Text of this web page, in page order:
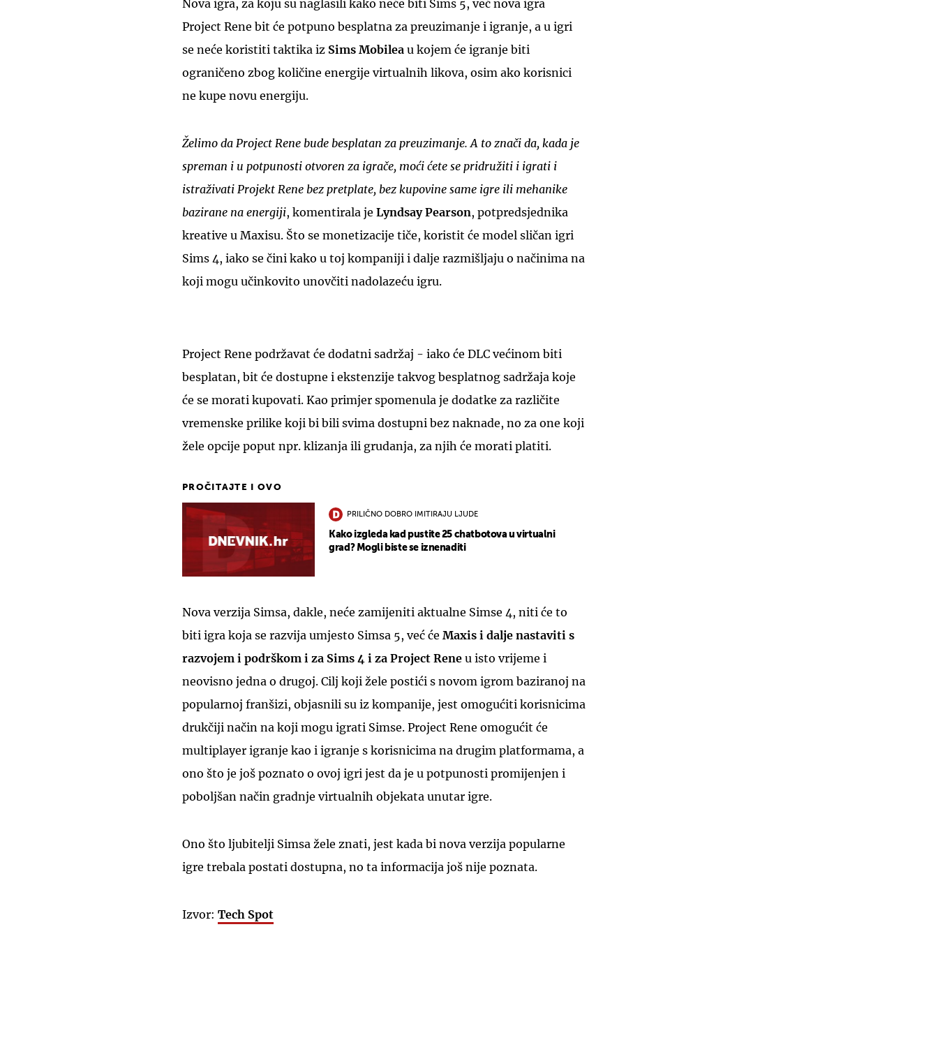
Nova igra, za koju su naglasili kako neće biti Sims 5, već nova igra
Project Rene bit će potpuno besplatna za preuzimanje i igranje, a u igri
se neće koristiti taktika iz Sims Mobilea u kojem će igranje biti
ograničeno zbog količine energije virtualnih likova, osim ako korisnici
ne kupe novu energiju.
Želimo da Project Rene bude besplatan za preuzimanje. A to znači da, kada je
spreman i u potpunosti otvoren za igrače, moći ćete se pridružiti i igrati i
istraživati Projekt Rene bez pretplate, bez kupovine same igre ili mehanike
bazirane na energiji, komentirala je Lyndsay Pearson, potpredsjednika
kreative u Maxisu. Što se monetizacije tiče, koristit će model sličan igri
Sims 4, iako se čini kako u toj kompaniji i dalje razmišljaju o načinima na
koji mogu učinkovito unovčiti nadolazeću igru.
Project Rene podržavat će dodatni sadržaj - iako će DLC većinom biti
besplatan, bit će dostupne i ekstenzije takvog besplatnog sadržaja koje
će se morati kupovati. Kao primjer spomenula je dodatke za različite
vremenske prilike koji bi bili svima dostupni bez naknade, no za one koji
žele opcije poput npr. klizanja ili grudanja, za njih će morati platiti.
PROČITAJTE I OVO
PRILIČNO DOBRO IMITIRAJU LJUDE
Kako izgleda kad pustite 25 chatbotova u virtualni
grad? Mogli biste se iznenaditi
Nova verzija Simsa, dakle, neće zamijeniti aktualne Simse 4, niti će to
biti igra koja se razvija umjesto Simsa 5, već će Maxis i dalje nastaviti s
razvojem i podrškom i za Sims 4 i za Project Rene u isto vrijeme i
neovisno jedna o drugoj. Cilj koji žele postići s novom igrom baziranoj na
popularnoj franšizi, objasnili su iz kompanije, jest omogućiti korisnicima
drukčiji način na koji mogu igrati Simse. Project Rene omogućit će
multiplayer igranje kao i igranje s korisnicima na drugim platformama, a
ono što je još poznato o ovoj igri jest da je u potpunosti promijenjen i
poboljšan način gradnje virtualnih objekata unutar igre.
Ono što ljubitelji Simsa žele znati, jest kada bi nova verzija popularne
igre trebala postati dostupna, no ta informacija još nije poznata.
Izvor: Tech Spot
UKLJUČITE NOTIFIKACIJE